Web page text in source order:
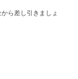
ら差し引きましょ